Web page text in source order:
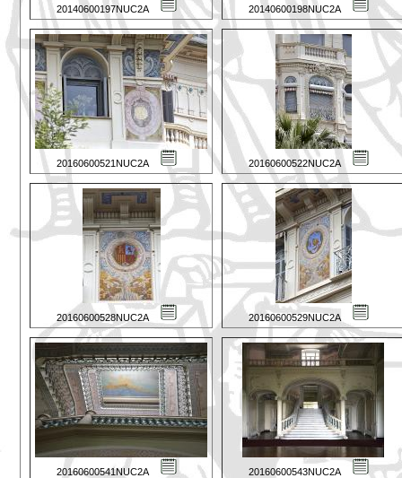
20140600197NUC2A 20140600198NUC2A
20160600521NUC2A 20160600522NUC2A
20160600528NUC2A 20160600529NUC2A
20160600541NUC2A 20160600543NUC2A